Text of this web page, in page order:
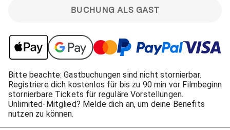
BUCHUNG ALS GAST
Bitte beachte: Gastbuchungen sind nicht stornierbar.
Registriere dich kostenlos für bis zu 90 min vor Filmbeginn
stornierbare Tickets für reguläre Vorstellungen.
Unlimited-Mitglied? Melde dich an, um deine Benefits
nutzen zu können.